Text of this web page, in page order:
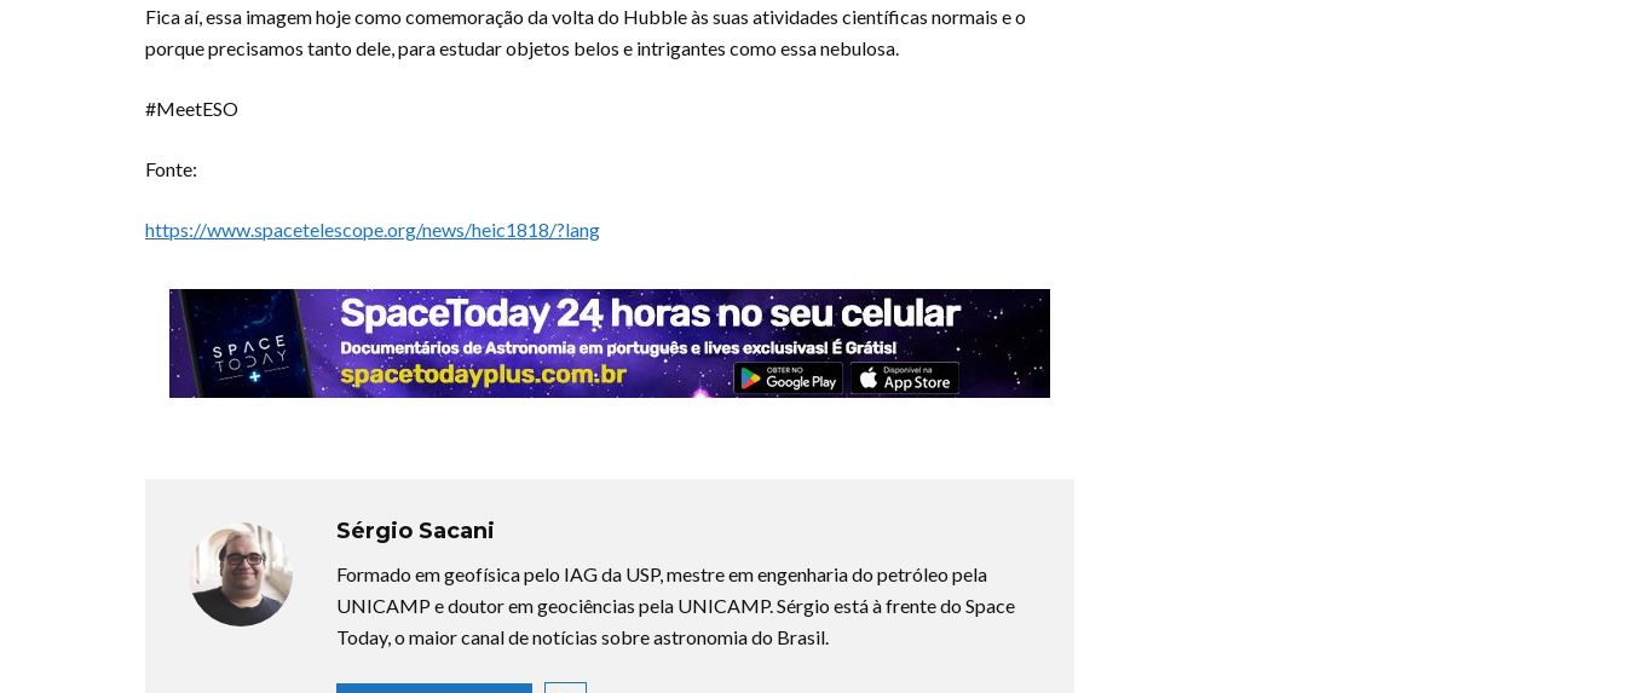
Fica aí, essa imagem hoje como comemoração da volta do Hubble às suas atividades científicas normais e o
porque precisamos tanto dele, para estudar objetos belos e intrigantes como essa nebulosa.
#MeetESO
Fonte:
https://www.spacetelescope.org/news/heic1818/?lang
Sérgio Sacani
Formado em geofísica pelo IAG da USP, mestre em engenharia do petróleo pela
UNICAMP e doutor em geociências pela UNICAMP. Sérgio está à frente do Space
Today, o maior canal de notícias sobre astronomia do Brasil.